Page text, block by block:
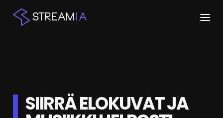
STREAMIT
SIIRRÄ ELOKUVAT JA